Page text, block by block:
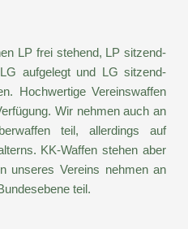
LP frei stehend, LP sitzend-
aufgelegt und LG sitzend-
Hochwertige Vereinswaffen
Wir nehmen auch an
teil, allerdings auf
KK-Waffen stehen aber
unseres Vereins nehmen an
teil.